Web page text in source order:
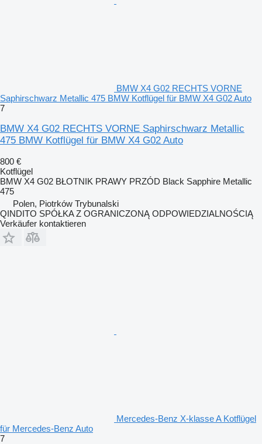
BMW X4 G02 RECHTS VORNE
Saphirschwarz Metallic 475 BMW Kotflügel für BMW X4 G02 Auto
7
BMW X4 G02 RECHTS VORNE Saphirschwarz Metallic
475 BMW Kotflügel für BMW X4 G02 Auto
800 €
Kotflügel
BMW X4 G02 BŁOTNIK PRAWY PRZÓD Black Sapphire Metallic
475
Polen, Piotrków Trybunalski
QINDITO SPÓŁKA Z OGRANICZONĄ ODPOWIEDZIALNOŚCIĄ
Verkäufer kontaktieren
Mercedes-Benz X-klasse A Kotflügel
für Mercedes-Benz Auto
7